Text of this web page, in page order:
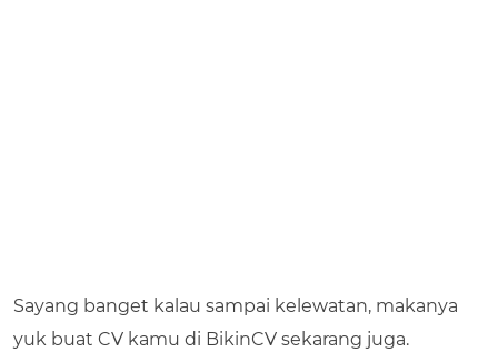
Sayang banget kalau sampai kelewatan, makanya
yuk buat CV kamu di BikinCV sekarang juga.